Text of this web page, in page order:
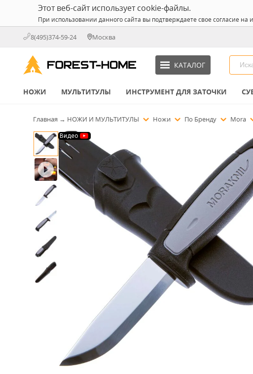
Этот веб-сайт использует cookie-файлы.
При использовании данного сайта вы подтверждаете свое согласие
8(495)374-59-24 Москва
КАТАЛОГ
НОЖИ МУЛЬТИТУЛЫ ИНСТРУМЕНТ ДЛЯ ЗАТОЧКИ
Главная → НОЖИ И МУЛЬТИТУЛЫ Ножи По Бренду Mora
Видео